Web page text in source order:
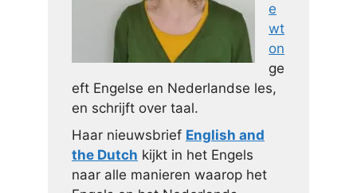
e
wt
on
ge
eft Engelse en Nederlandse les,
en schrijft over taal.
Haar nieuwsbrief English and
the Dutch kijkt in het Engels
naar alle manieren waarop het